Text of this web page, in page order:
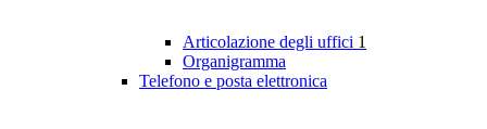
Articolazione degli uffici 1
Organigramma
Telefono e posta elettronica